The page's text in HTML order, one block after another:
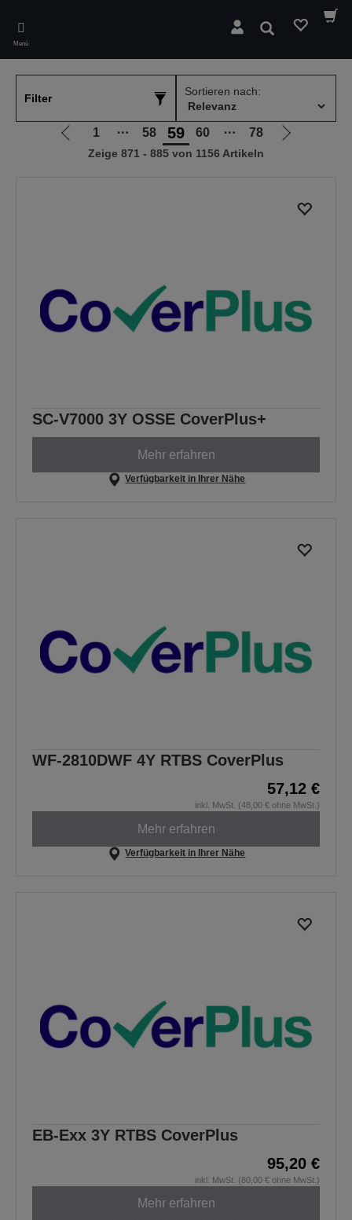
main
content
Menü
Suchen
Filter
Sortieren nach:
Zur
vorherigen
1 ⋯ 58 59 60 ⋯ 78
Zur
Zeige 871 - 885 von 1156 Artikeln
SC-V7000 3Y OSSE CoverPlus+
Mehr erfahren
Verfügbarkeit in Ihrer Nähe
WF-2810DWF 4Y RTBS CoverPlus
57,12 €
inkl. MwSt. (48,00 € ohne MwSt.)
Mehr erfahren
Verfügbarkeit in Ihrer Nähe
EB-Exx 3Y RTBS CoverPlus
95,20 €
inkl. MwSt. (80,00 € ohne MwSt.)
Mehr erfahren